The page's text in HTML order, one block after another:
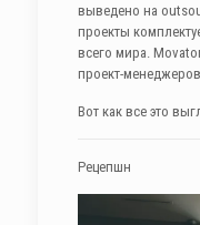
выведено на
проекты
всего мира.
проект-
Вот как все это
Рецепшн